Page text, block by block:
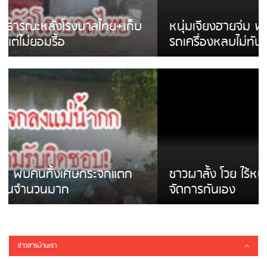
หนุ่มเจียงฮายจ่ม พบถังน้ำดื่มตกกลางถนน
รถเครื่องหลบไม่ทันล้มบาดเจ็บ
ชาวผาลั้ง โวย ไร้หน่วยงานดูแล ดินสไลด์ ต้อง
จัดการกันเอง
ข่าวสารบ้านเรา